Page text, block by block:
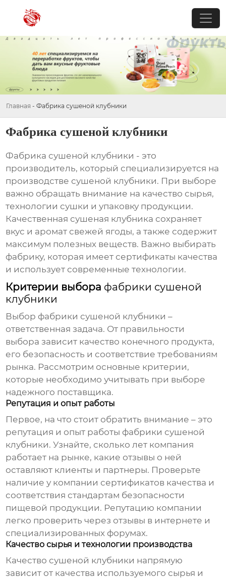
Главная - Фабрика сушеной клубники
Фабрика сушеной клубники
Фабрика сушеной клубники - это
производитель, который специализируется на
производстве сушеной клубники. При выборе
важно обращать внимание на качество сырья,
технологии сушки и упаковку продукции.
Качественная сушеная клубника сохраняет
вкус и аромат свежей ягоды, а также содержит
максимум полезных веществ. Важно выбирать
фабрику, которая имеет сертификаты качества
и использует современные технологии.
Критерии выбора фабрики сушеной
клубники
Выбор фабрики сушеной клубники –
ответственная задача. От правильности
выбора зависит качество конечного продукта,
его безопасность и соответствие требованиям
рынка. Рассмотрим основные критерии,
которые необходимо учитывать при выборе
надежного поставщика.
Репутация и опыт работы
Первое, на что стоит обратить внимание – это
репутация и опыт работы фабрики сушеной
клубники. Узнайте, сколько лет компания
работает на рынке, какие отзывы о ней
оставляют клиенты и партнеры. Проверьте
наличие у компании сертификатов качества и
соответствия стандартам безопасности
пищевой продукции. Репутацию компании
легко проверить через отзывы в интернете и
специализированных форумах.
Качество сырья и технологии производства
Качество сушеной клубники напрямую
зависит от качества используемого сырья и